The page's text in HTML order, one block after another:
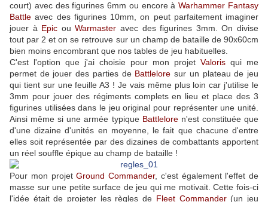
court) avec des figurines 6mm ou encore àWarhammer Fantasy
Battle avec des figurines 10mm, on peut parfaitement imaginer
jouer à Epic ouWarmaster avec des figurines 3mm. On divise
tout par 2 et on se retrouve sur un champ de bataille de 90x60cm
bien moins encombrant que nos tables de jeu habituelles.
C'est l'option que j'ai choisie pour mon projet Valoris qui me
permet de jouer des parties de Battlelore sur un plateau de jeu
qui tient sur une feuille A3 ! Je vais même plus loin car j'utilise le
3mm pour jouer des régiments complets en lieu et place des 3
figurines utilisées dans le jeu original pour représenter une unité.
Ainsi même si une armée typique Battleloren'est constituée que
d'une dizaine d'unités en moyenne, le fait que chacune d'entre
elles soit représentée par des dizaines de combattants apportent
un réel souffle épique au champ de bataille !
Pour mon projetGround Commander, c'est également l'effet de
masse sur une petite surface de jeu qui me motivait. Cette fois-ci
l'idée était de projeter les règles de Fleet Commander(un jeu